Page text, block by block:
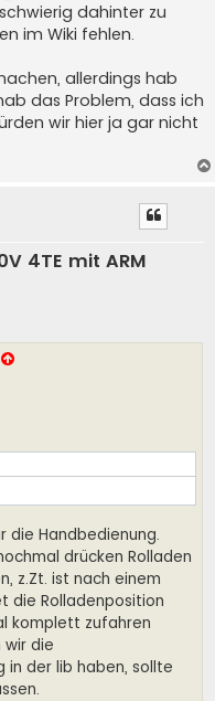
dahinter zu
im Wiki fehlen.
allerdings hab
das Problem, dass ich
wir hier ja gar nicht
4TE mit ARM
die Handbedienung.
drücken Rolladen
z.Zt. ist nach einem
die Rolladenposition
komplett zufahren
wir die
in der lib haben, sollte